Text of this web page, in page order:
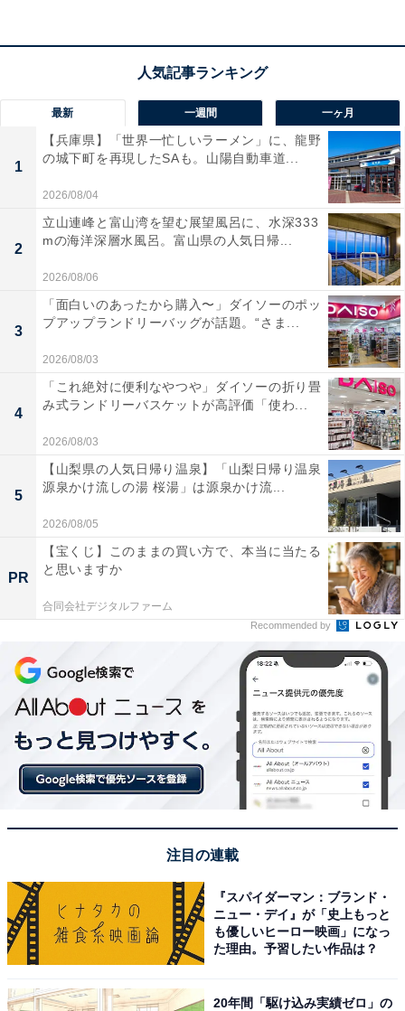
という声があがっています。立山連峰の絶景に癒やされ
したい人におすすめの宿です。
楽天トラベルの「5と0のつく日」キャンペーンと
は？
楽天トラベルでは、毎月5と0のつく日（5日・10日・15
日・20日・25日・30日）から48時間限定で特別キャンペ
ーンを実施。対象日にエントリー＆予約をすると、宿泊
料金が特別価格になるほか、ポイント還元率もアップし
ます。
さらに、キャンペーン対象施設の中には、期間限定のス
ペシャルプランや豪華特典が付く場合もあります。旅行
をお得に楽しみたい方は、ぜひこの機会を活用しましょ
う。
楽天トラベルでキャンペーンを見る
最新 一週間 一ヶ月
1
【兵庫県】「世界一忙しいラーメン」に、龍野
の城下町を再現したSAも。山陽自動車道...
2026/08/04
2
立山連峰と富山湾を望む展望風呂に、水深333
mの海洋深層水風呂。富山県の人気日帰...
2026/08/06
3
「面白いのあったから購入〜」ダイソーのポッ
プアップランドリーバッグが話題。“さま...
2026/08/03
4
「これ絶対に便利なやつや」ダイソーの折り畳
み式ランドリーバスケットが高評価「使わ...
2026/08/03
5
【山梨県の人気日帰り温泉】「山梨日帰り温泉
源泉かけ流しの湯 桜湯」は源泉かけ流...
2026/08/05
PR
【宝くじ】このままの買い方で、本当に当たる
と思いますか
合同会社デジタルファーム
Recommended by
注目の連載
『スパイダーマン：ブランド・
ニュー・デイ』が「史上もっと
も優しいヒーロー映画」になっ
た理由。予習したい作品は？
20年間「駆け込み実績ゼロ」の